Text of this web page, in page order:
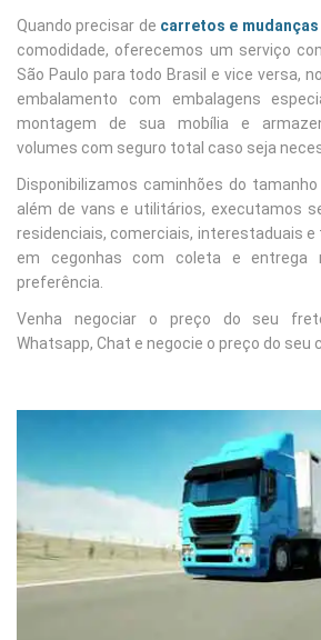
Quando precisar de carretos e mudanças
comodidade, oferecemos um serviço
São Paulo para todo Brasil e vice versa,
embalamento com embalagens
montagem de sua mobília e
volumes com seguro total caso seja
Disponibilizamos caminhões do
além de vans e utilitários, executamos
residenciais, comerciais, interestaduais
em cegonhas com coleta e entrega
preferência.
Venha negociar o preço do seu
Whatsapp, Chat e negocie o preço do seu